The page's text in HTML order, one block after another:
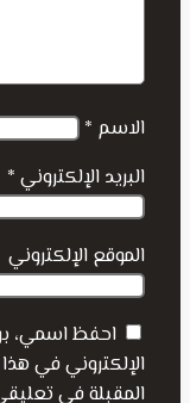
الاسم *
البريد الإلكتروني *
الموقع الإلكتروني
احفظ اسمي،
الإلكتروني في
المقبلة في